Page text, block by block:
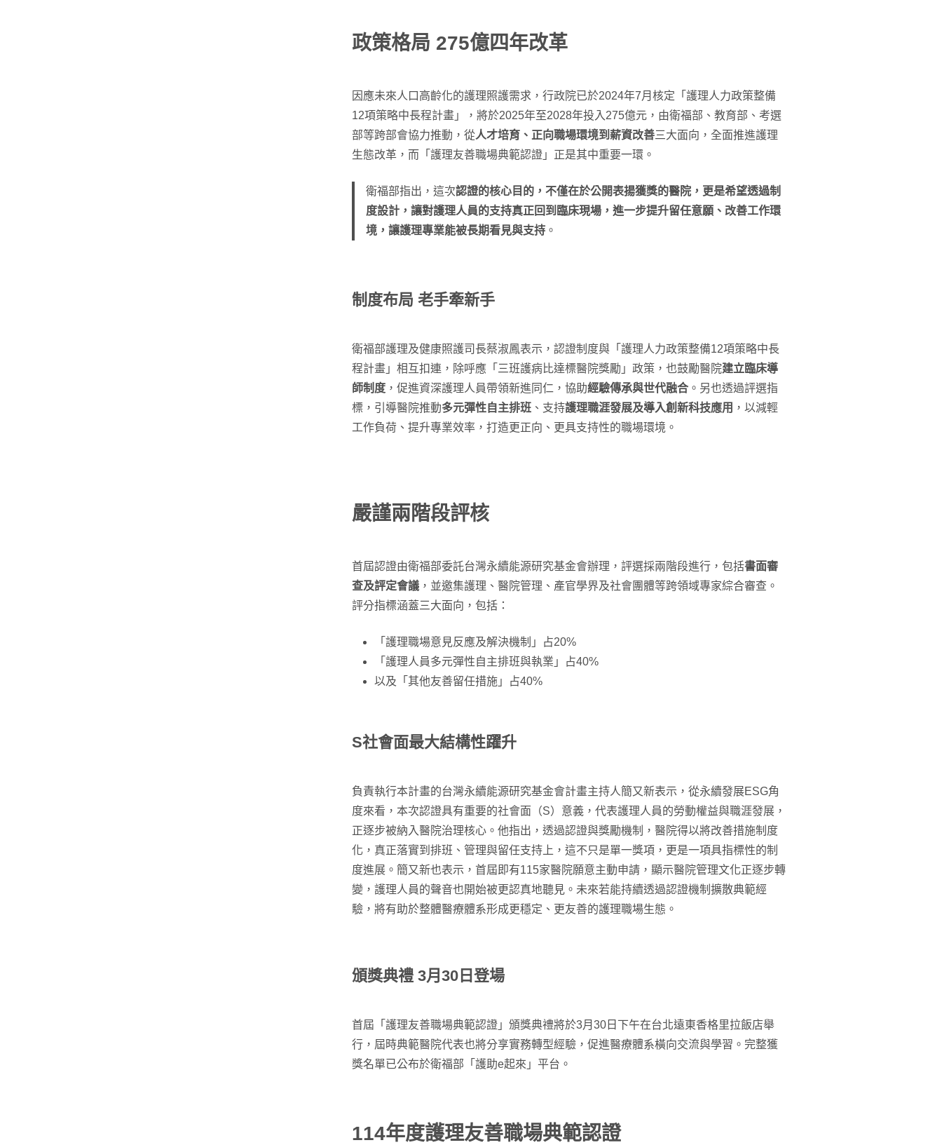
政策格局 275億四年改革
因應未來人口高齡化的護理照護需求，行政院已於2024年7月核定「護理人力政策整備
12項策略中長程計畫」，將於2025年至2028年投入275億元，由衛福部、教育部、考選
部等跨部會協力推動，從人才培育、正向職場環境到薪資改善三大面向，全面推進護理
生態改革，而「護理友善職場典範認證」正是其中重要一環。
衛福部指出，這次認證的核心目的，不僅在於公開表揚獲獎的醫院，更是希望透過制
度設計，讓對護理人員的支持真正回到臨床現場，進一步提升留任意願、改善工作環
境，讓護理專業能被長期看見與支持 。
制度布局 老手牽新手
衛福部護理及健康照護司長蔡淑鳳表示，認證制度與「護理人力政策整備12項策略中長
程計畫」相互扣連，除呼應「三班護病比達標醫院獎勵」政策，也鼓勵醫院建立臨床導
師制度 ，促進資深護理人員帶領新進同仁，協助經驗傳承與世代融合 。另也透過評選指
標，引導醫院推動多元彈性自主排班 、支持護理職涯發展及導入創新科技應用 ，以減輕
工作負荷、提升專業效率，打造更正向、更具支持性的職場環境。
嚴謹兩階段評核
首屆認證由衛福部委託台灣永續能源研究基金會辦理，評選採兩階段進行，包括書面審
查及評定會議 ，並邀集護理、醫院管理、產官學界及社會團體等跨領域專家綜合審查。
評分指標涵蓋三大面向，包括：
「護理職場意見反應及解決機制」占20%
「護理人員多元彈性自主排班與執業」占40%
以及「其他友善留任措施」占40%
S社會面最大結構性躍升
負責執行本計畫的台灣永續能源研究基金會計畫主持人簡又新表示，從永續發展ESG角
度來看，本次認證具有重要的社會面（S）意義，代表護理人員的勞動權益與職涯發展，
正逐步被納入醫院治理核心。他指出，透過認證與獎勵機制，醫院得以將改善措施制度
化，真正落實到排班、管理與留任支持上，這不只是單一獎項，更是一項具指標性的制
度進展。簡又新也表示，首屆即有115家醫院願意主動申請，顯示醫院管理文化正逐步轉
變，護理人員的聲音也開始被更認真地聽見。未來若能持續透過認證機制擴散典範經
驗，將有助於整體醫療體系形成更穩定、更友善的護理職場生態。
頒獎典禮 3月30日登場
首屆「護理友善職場典範認證」頒獎典禮將於3月30日下午在台北遠東香格里拉飯店舉
行，屆時典範醫院代表也將分享實務轉型經驗，促進醫療體系橫向交流與學習。完整獲
獎名單已公布於衛福部「護助e起來」平台。
114年度護理友善職場典範認證